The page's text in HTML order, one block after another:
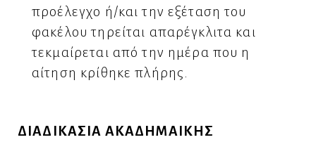
προέλεγχο ή/και την εξέταση του
φακέλου τηρείται απαρέγκλιτα και
τεκμαίρεται από την ημέρα που η
αίτηση κρίθηκε πλήρης.
ΔΙΑΔΙΚΑΣΙΑ ΑΚΑΔΗΜΑΙΚΗΣ